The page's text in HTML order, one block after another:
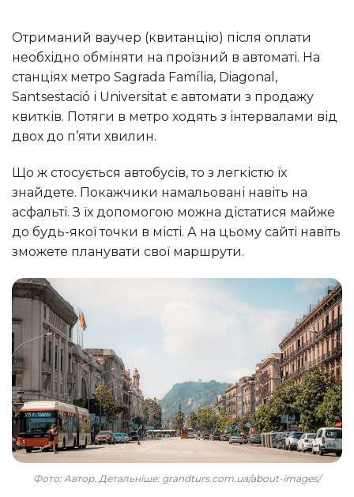
Отриманий ваучер (квитанцію) після оплати
необхідно обміняти на проїзний в автоматі. На
станціях метро Sagrada Família, Diagonal,
Santsestació і Universitat є автомати з продажу
квитків. Потяги в метро ходять з інтервалами від
двох до п’яти хвилин.
Що ж стосується автобусів, то з легкістю їх
знайдете. Покажчики намальовані навіть на
асфальті. З їх допомогою можна дістатися майже
до будь-якої точки в місті. А на цьому сайті навіть
зможете планувати свої маршрути.
Фото: Автор. Детальніше: grandturs.com.ua/about-images/